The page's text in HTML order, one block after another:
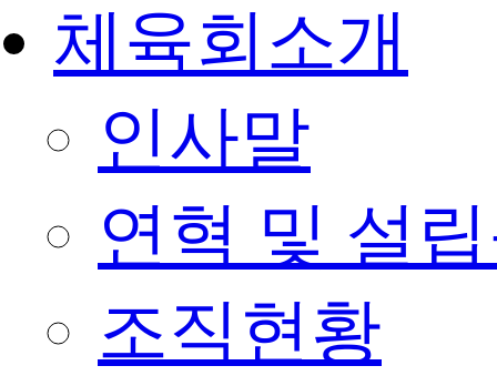
체육회소개
인사말
연혁 및 설
조직현황